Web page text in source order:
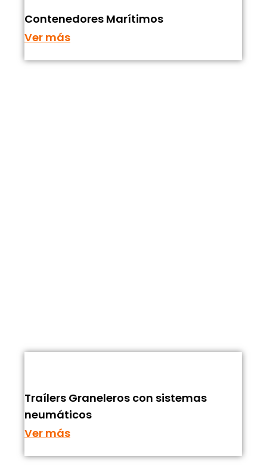
Contenedores Marítimos
Ver más
Traílers Graneleros con sistemas
neumáticos
Ver más